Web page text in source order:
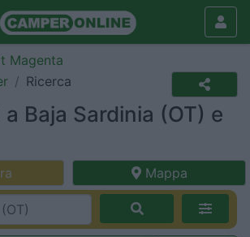
Ricerca
Baja Sardinia (OT) e
Mappa